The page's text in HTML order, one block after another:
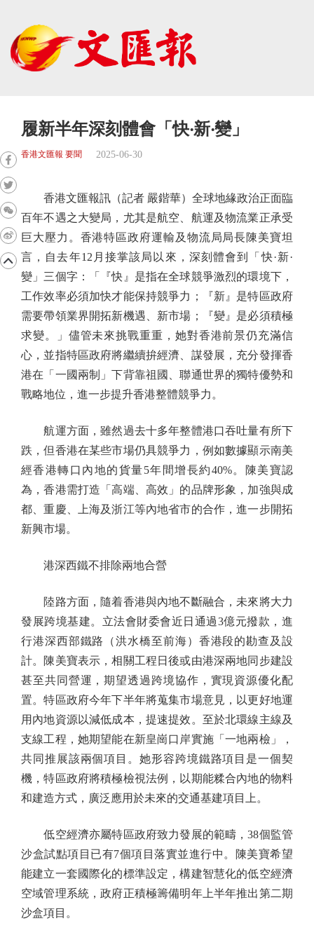
履新半年深刻體會「快‧新‧變」
香港文匯報 要聞 2025-06-30
香港文匯報訊（記者 嚴鍇華）全球地緣政治正面臨
百年不遇之大變局，尤其是航空、航運及物流業正承受
巨大壓力。香港特區政府運輸及物流局局長陳美寶坦
言，自去年12月接掌該局以來，深刻體會到「快·新·
變」三個字：「『快』是指在全球競爭激烈的環境下，
工作效率必須加快才能保持競爭力；『新』是特區政府
需要帶領業界開拓新機遇、新市場；『變』是必須積極
求變。」儘管未來挑戰重重，她對香港前景仍充滿信
心，並指特區政府將繼續拚經濟、謀發展，充分發揮香
港在「一國兩制」下背靠祖國、聯通世界的獨特優勢和
戰略地位，進一步提升香港整體競爭力。
航運方面，雖然過去十多年整體港口吞吐量有所下
跌，但香港在某些市場仍具競爭力，例如數據顯示南美
經香港轉口內地的貨量5年間增長約40%。陳美寶認
為，香港需打造「高端、高效」的品牌形象，加強與成
都、重慶、上海及浙江等內地省市的合作，進一步開拓
新興市場。
港深西鐵不排除兩地合營
陸路方面，隨着香港與內地不斷融合，未來將大力
發展跨境基建。立法會財委會近日通過3億元撥款，進
行港深西部鐵路（洪水橋至前海）香港段的勘查及設
計。陳美寶表示，相關工程日後或由港深兩地同步建設
甚至共同營運，期望透過跨境協作，實現資源優化配
置。特區政府今年下半年將蒐集市場意見，以更好地運
用內地資源以減低成本，提速提效。至於北環線主線及
支線工程，她期望能在新皇崗口岸實施「一地兩檢」，
共同推展該兩個項目。她形容跨境鐵路項目是一個契
機，特區政府將積極檢視法例，以期能糅合內地的物料
和建造方式，廣泛應用於未來的交通基建項目上。
低空經濟亦屬特區政府致力發展的範疇，38個監管
沙盒試點項目已有7個項目落實並進行中。陳美寶希望
能建立一套國際化的標準設定，構建智慧化的低空經濟
空域管理系統，政府正積極籌備明年上半年推出第二期
沙盒項目。